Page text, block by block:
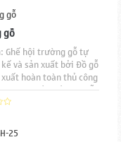
gỗ
Ghế hội trường gỗ tự
và sản xuất bởi Đồ gỗ
hoàn toàn thủ công
tinh tế. Chất liệu gỗ
có thể được sản xuất